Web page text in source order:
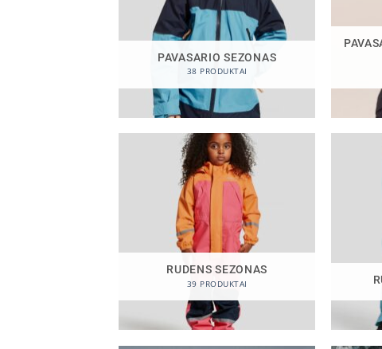
PAVASARIO SEZONAS
38 PRODUKTAI
RUDENS SEZONAS
39 PRODUKTAI